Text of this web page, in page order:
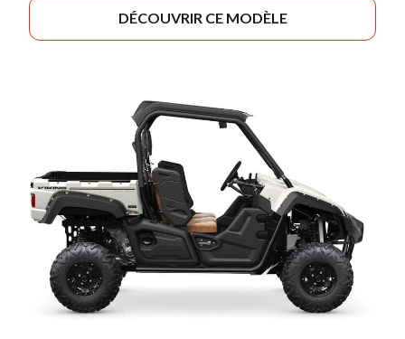
DÉCOUVRIR CE MODÈLE